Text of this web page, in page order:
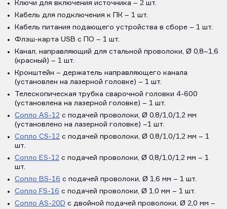
Ключи для включения источника – 2 шт.
Кабель для подключения к ПК – 1 шт.
Кабель питания подающего устройства в сборе – 1 шт.
Флэш-карта USB с ПО – 1 шт.
Канал, направляющий для стальной проволоки, Ø 0,8–1,6
(красный) – 1 шт.
Кронштейн – держатель направляющего канала
(установлен на лазерной головке) – 1 шт.
Телескопическая трубка сварочной головки 4-600
(установлена на лазерной головке) – 1 шт.
Сопло AS-12 с подачей проволоки, Ø 0,8/1,0/1,2 мм
(установлено на лазерной головке) –1 шт.
Сопло CS-12 с подачей проволоки, Ø 0,8/1,0/1,2 мм – 1
шт.
Сопло ES-12 с подачей проволоки, Ø 0,8/1,0/1,2 мм – 1
шт.
Сопло BS-16 с подачей проволоки, Ø 1,6 мм – 1 шт.
Сопло FS-16 с подачей проволоки, Ø 1,0 мм – 1 шт.
Сопло AS-20D с двойной подачей проволоки, Ø 2,0 мм –